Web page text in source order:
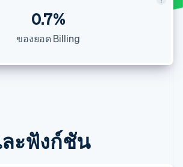
ตาร์ทอัพ
2026
ลังสร้างโครงสร้างพื้นฐานระบบเศรษฐกิจสำหรับ
Stripe App Marketplace
0.7%
ของยอด Billing
ะฟังก์ชัน